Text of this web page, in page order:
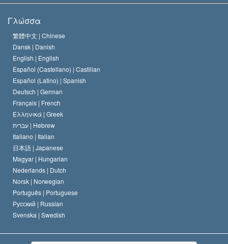
Ο Κώδικας του Σαηεντολόγου
Ντέιβιντ Μισκάβιτς
Ελευθερία της Θρησκείας;
Πρότυπα που αναφέρονται στα Ανθρώπινα Δικαιώματα
Διεθνώς
Διακήρυξη περί της Θρησκείας
Γλώσσα
繁體中文 | Chinese
Dansk | Danish
English | English
Español (Castellano) | Castilian
Español (Latino) | Spanish
Deutsch | German
Français | French
Ελληνικά | Greek
עברית | Hebrew
Italiano | Italian
日本語 | Japanese
Magyar | Hungarian
Nederlands | Dutch
Norsk | Norwegian
Português | Portuguese
Русский | Russian
Svenska | Swedish